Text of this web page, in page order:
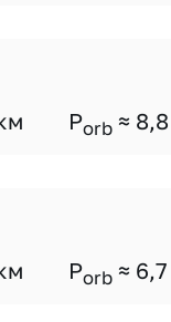
Porb ≈ 8,8
Porb ≈ 6,7